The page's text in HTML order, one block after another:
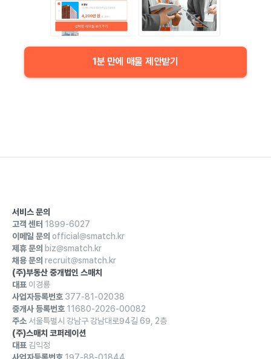
1분 만에 매물 제안받기
서비스 문의
고객 센터 1899-6027
이메일 문의 official@smatch.kr
제휴 문의 biz@smatch.kr
채용 문의 recruit@smatch.kr
(주)부동산 중개법인 스매치
대표 이경룡
사업자등록번호 377-81-02038
중개사 등록번호 11680-2026-00082
주소 서울특별시 강남구 강남대로94길 69, 2층
(주)스매치 코퍼레이션
대표 김익정
사업자등록번호 197-88-01844